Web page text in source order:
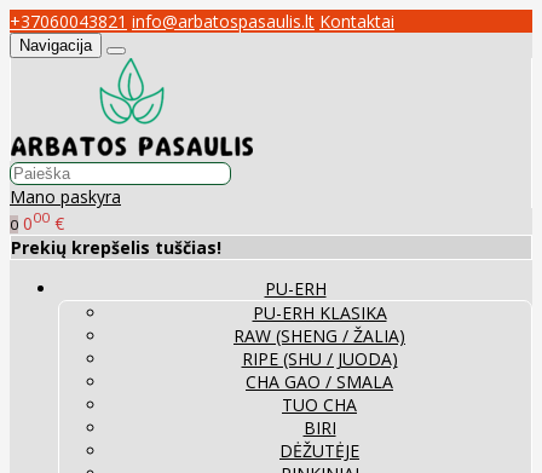
+37060043821 info@arbatospasaulis.lt Kontaktai
Navigacija
Mano paskyra
0 000 €
Prekių krepšelis tuščias!
PU-ERH
PU-ERH KLASIKA
RAW (SHENG / ŽALIA)
RIPE (SHU / JUODA)
CHA GAO / SMALA
TUO CHA
BIRI
DĖŽUTĖJE